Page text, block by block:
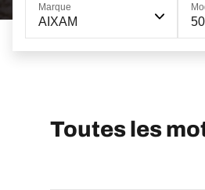
Marque
AIXAM
Toutes les